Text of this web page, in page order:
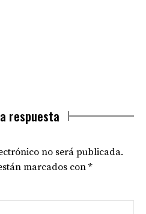
respuesta
no será publicada.
marcados con *